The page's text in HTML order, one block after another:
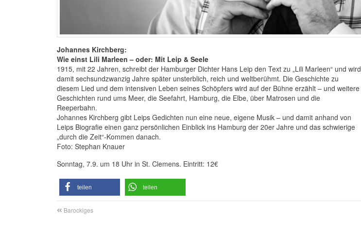
Johannes Kirchberg:
Wie einst Lili Marleen – oder: Mit Leip & Seele
1915, mit 22 Jahren, schreibt der Hamburger Dichter Hans Leip den Text zu „Lili Marleen“ und wird
damit sechsundzwanzig Jahre später unsterblich, reich und weltberühmt. Die Geschichte zu
diesem Lied und dem intensiven Leben seines Schöpfers wird auf der Bühne erzählt – und weitere
Geschichten rund ums Meer, die Seefahrt, Hamburg, die Elbe, über Matrosen und die
Reeperbahn.
Johannes Kirchberg gibt Leips Gedichten nun eine neue, eigene Musik – und damit anhand von
Leips Biografie einen ganz persönlichen Einblick ins Hamburg der 20er Jahre und das schwierige
„durch die Zeit“-Kommen danach.
Foto: Stephan Knauer
Sonntag, 7.9. um 18 Uhr in St. Clemens. Eintritt: 12€
teilen teilen
Barockiges